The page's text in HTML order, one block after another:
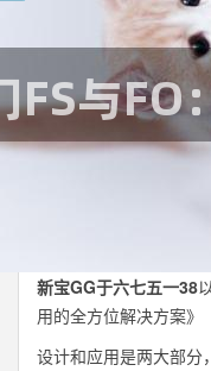
新宝GG于六七五一38
用的全方位解决方案》
设计和应用是两大部分